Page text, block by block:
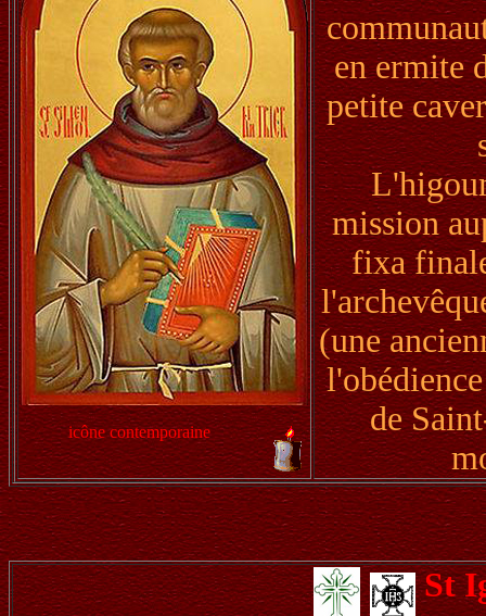
icône contemporaine
en ermite
petite
mission
fixa
(une
de
St